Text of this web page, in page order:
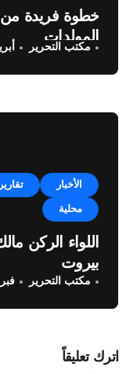
خطوة فريدة
المولدات
مكتب التحرير أبريل
الأخبار تقارير
محلية
اللواء الركن
بيروت
مكتب التحرير فبراير
اترك تعليقاً